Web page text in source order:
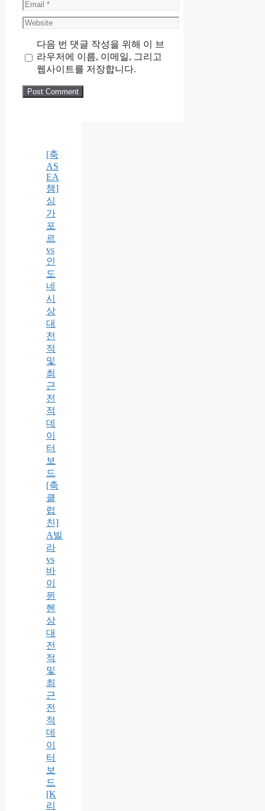
Email
Website
다음 번 댓글 작성을 위해 이 브
라우저에 이름, 이메일, 그리고
웹사이트를 저장합니다.
[축
AS
EA
챔]
싱
가
포
르
vs
인
도
네
시
상
대
전
적
및
최
근
전
적
데
이
터
보
드
[축
클
럽
친]
A빌
라
vs
바
이
뮌
헨
상
대
전
적
및
최
근
전
적
데
이
터
보
드
[K
리